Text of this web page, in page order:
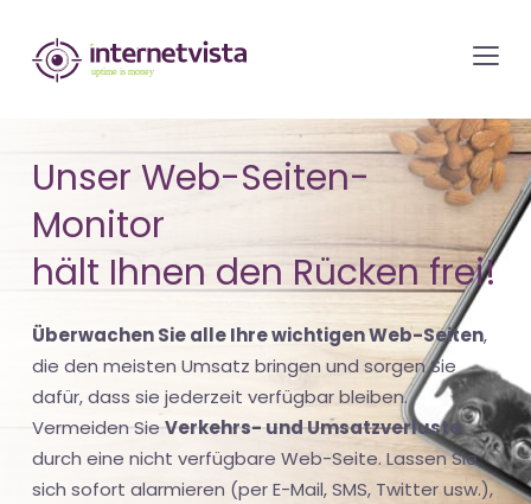
internetvista
Monitoring
Überwachung
von
Websites
und
Internet-
Diensten
-
Uptime
is
Money
Unser Web-Seiten-
Monitor
hält Ihnen den Rücken frei!
Überwachen Sie alle Ihre wichtigen Web-Seiten,
die den meisten Umsatz bringen und sorgen Sie
dafür, dass sie jederzeit verfügbar bleiben.
Vermeiden SieVerkehrs- und Umsatzverluste
durch eine nicht verfügbare Web-Seite. Lassen Sie
sich sofort alarmieren (per E-Mail, SMS, Twitter usw.),